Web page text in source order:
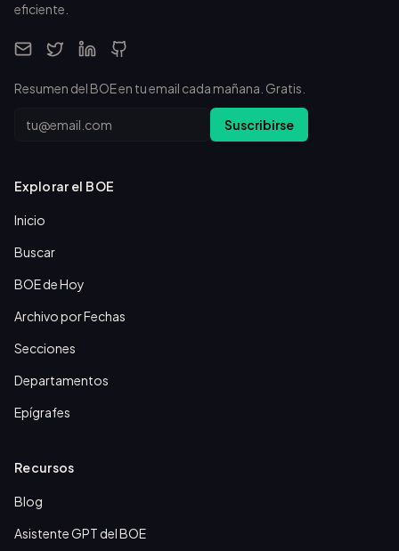
eficiente.
Resumen del BOE en tu email cada mañana. Gratis.
Email Suscribirse
Explorar el BOE
Inicio
Buscar
BOE de Hoy
Archivo por Fechas
Secciones
Departamentos
Epígrafes
Recursos
Blog
Asistente GPT del BOE